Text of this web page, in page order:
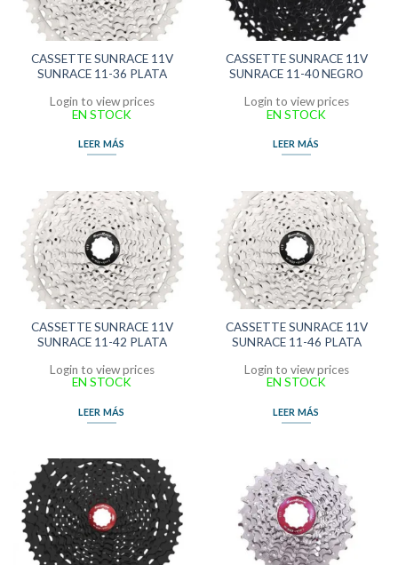
CASSETTE SUNRACE 11V
SUNRACE 11-36 PLATA
Login to view prices
EN STOCK
LEER MÁS
CASSETTE SUNRACE 11V
SUNRACE 11-40 NEGRO
Login to view prices
EN STOCK
LEER MÁS
CASSETTE SUNRACE 11V
SUNRACE 11-42 PLATA
Login to view prices
EN STOCK
LEER MÁS
CASSETTE SUNRACE 11V
SUNRACE 11-46 PLATA
Login to view prices
EN STOCK
LEER MÁS